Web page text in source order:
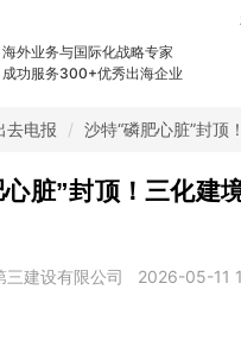
海外业务与国际化战略专家
成功服务300+优秀出海企业
去电报 沙特“磷肥心脏”封顶
脏”封顶！三化建
三建设有限公司 2026-05-11